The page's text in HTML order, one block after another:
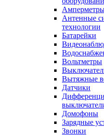
Антенные
технологии
Батарейки
Вольтметры
Вытяжные
Датчики
Домофоны
Зарядные
Звонки